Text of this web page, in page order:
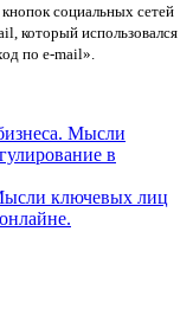
социальных сетей
который использовался
по e-mail».
ключевых лиц